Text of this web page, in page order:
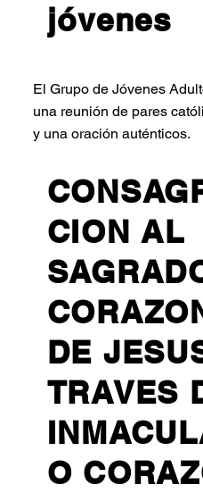
jóvenes
El Grupo de Jóvenes
una reunión de pares
y una oración auténticos.
CION AL
DE
TRAVES
O